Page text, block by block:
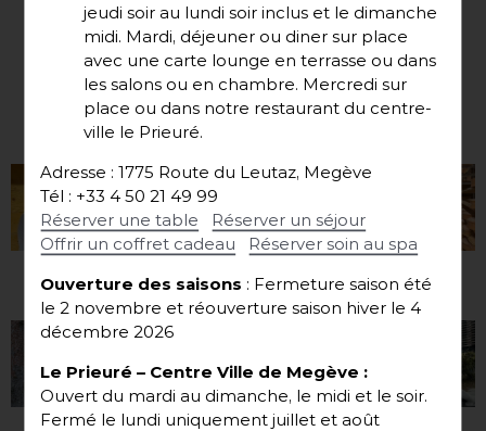
Suivez-nous
INSTAGRAM
surFACEBOOK@renautemmanuel
jeudi soir au lundi soir inclus et le dimanche
midi. Mardi, déjeuner ou diner sur place
avec une carte lounge en terrasse ou dans
les salons ou en chambre. Mercredi sur
place ou dans notre restaurant du centre-
ville le Prieuré.
Adresse : 1775 Route du Leutaz, Megève
Tél : +33 4 50 21 49 99
Réserver une table
Réserver un séjour
Offrir un coffret cadeau
Réserver soin au spa
Ouverture des saisons : Fermeture saison été
le 2 novembre et réouverture saison hiver le 4
décembre 2026
Le Prieuré– Centre Ville de Megève :
Ouvert du mardi au dimanche, le midi et le soir.
Fermé le lundi uniquement juillet et août